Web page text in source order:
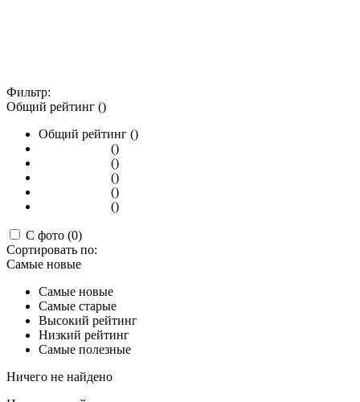
Фильтр:
Общий рейтинг ()
Общий рейтинг ()
()
()
()
()
()
С фото (0)
Сортировать по:
Самые новые
Самые новые
Самые старые
Высокий рейтинг
Низкий рейтинг
Самые полезные
Ничего не найдено